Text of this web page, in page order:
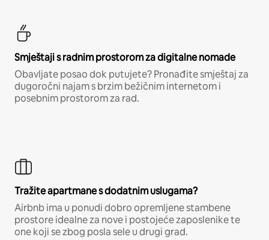
Smještaji s radnim prostorom za digitalne nomade
Obavljate posao dok putujete? Pronađite smještaj za
dugoročni najam s brzim bežičnim internetom i
posebnim prostorom za rad.
Tražite apartmane s dodatnim uslugama?
Airbnb ima u ponudi dobro opremljene stambene
prostore idealne za nove i postojeće zaposlenike te
one koji se zbog posla sele u drugi grad.